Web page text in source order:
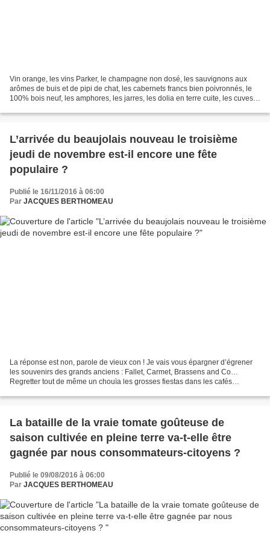
Vin orange, les vins Parker, le champagne non dosé, les sauvignons aux
arômes de buis et de pipi de chat, les cabernets francs bien poivronnés, le
100% bois neuf, les amphores, les jarres, les dolia en terre cuite, les cuves
L’arrivée du beaujolais nouveau le troisième
jeudi de novembre est-il encore une fête
populaire ?
Publié le 16/11/2016 à 06:00
Par JACQUES BERTHOMEAU
La réponse est non, parole de vieux con ! Je vais vous épargner d’égrener
les souvenirs des grands anciens : Fallet, Carmet, Brassens and Co…
Regretter tout de même un chouïa les grosses fiestas dans les cafés
La bataille de la vraie tomate goûteuse de
saison cultivée en pleine terre va-t-elle être
gagnée par nous consommateurs-citoyens ?
Publié le 09/08/2016 à 06:00
Par JACQUES BERTHOMEAU